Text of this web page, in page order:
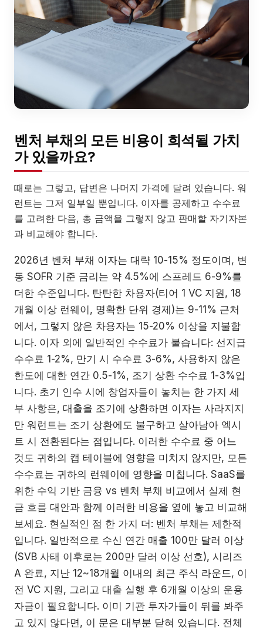
벤처 부채의 모든 비용이 희석될 가치
가 있을까요?
때로는 그렇고, 답변은 나머지 가격에 달려 있습니다. 워
런트는 그저 일부일 뿐입니다. 이자를 공제하고 수수료
를 고려한 다음, 총 금액을 그렇지 않고 판매할 자기자본
과 비교해야 합니다.
2026년 벤처 부채 이자는 대략 10-15% 정도이며, 변
동 SOFR 기준 금리는 약 4.5%에 스프레드 6-9%를
더한 수준입니다. 탄탄한 차용자(티어 1 VC 지원, 18
개월 이상 런웨이, 명확한 단위 경제)는 9-11% 근처
에서, 그렇지 않은 차용자는 15-20% 이상을 지불합
니다. 이자 외에 일반적인 수수료가 붙습니다: 선지급
수수료 1-2%, 만기 시 수수료 3-6%, 사용하지 않은
한도에 대한 연간 0.5-1%, 조기 상환 수수료 1-3%입
니다. 초기 인수 시에 창업자들이 놓치는 한 가지 세
부 사항은, 대출을 조기에 상환하면 이자는 사라지지
만 워런트는 조기 상환에도 불구하고 살아남아 엑시
트 시 전환된다는 점입니다. 이러한 수수료 중 어느
것도 귀하의 캡 테이블에 영향을 미치지 않지만, 모든
수수료는 귀하의 런웨이에 영향을 미칩니다. SaaS를
위한 수익 기반 금융 vs 벤처 부채 비교에서 실제 현
금 흐름 대안과 함께 이러한 비용을 옆에 놓고 비교해
보세요. 현실적인 점 한 가지 더: 벤처 부채는 제한적
입니다. 일반적으로 수신 연간 매출 100만 달러 이상
(SVB 사태 이후로는 200만 달러 이상 선호), 시리즈
A 완료, 지난 12~18개월 이내의 최근 주식 라운드, 이
전 VC 지원, 그리고 대출 실행 후 6개월 이상의 운용
자금이 필요합니다. 이미 기관 투자가들이 뒤를 봐주
고 있지 않다면, 이 문은 대부분 닫혀 있습니다. 전체